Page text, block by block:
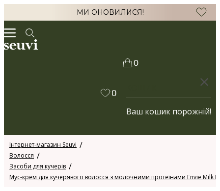
МИ ОНОВИЛИСЯ!
0
0
Ваш кошик порожній!
Інтернет-магазин Seuvi
Волосся
Засоби для кучерів
Мус-крем для кучерявого волосся з молочними протеїнами Envie Milk